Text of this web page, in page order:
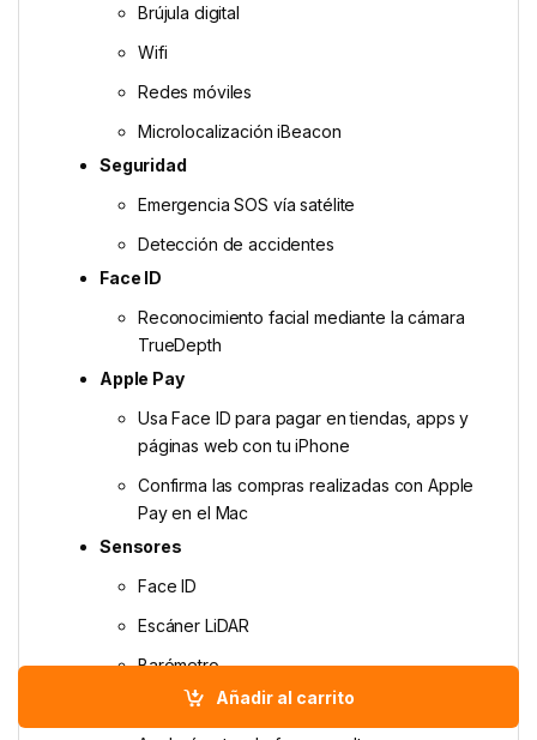
Añadir al carrito
Brújula digital
Wifi
Redes móviles
Microlocalización iBeacon
Seguridad
Emergencia SOS vía satélite
Detección de accidentes
Face ID
Reconoci­miento facial mediante la cámara
TrueDepth
Apple Pay
Usa Face ID para pagar en tiendas, apps y
páginas web con tu iPhone
Confirma las compras realizadas con Apple
Pay en el Mac
Sensores
Face ID
Escáner LiDAR
Barómetro
Giroscopio de alto rango dinámico